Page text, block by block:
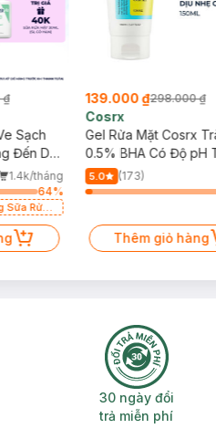
₫
Sạch
Đến Da
1.4k/tháng
64%
Rửa
139.000 ₫298.000 ₫
Cosrx
Gel Rửa Mặt Cosrx
0.5% BHA Có Độ pH
150ml
5.0
(173)
Thêm giỏ hàng
miễn phí 2H 30 ngày
30 ngày đổi
trả miễn phí